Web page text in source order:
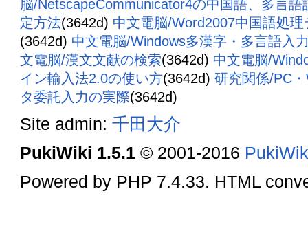
脳/NetscapeCommunicator4の中国語、多言語
定方法(3642d) 中文電脳/Word2007中国語処
(3642d) 中文電脳/Windows多漢字・多言語入
文電脳/漢文文献の検索(3642d) 中文電脳/
イン輸入法2.0の使い方(3642d) 研究関係/PC
タ委託入力の実際(3642d)
Site admin: 千田大介
PukiWiki 1.5.1 © 2001-2016
Powered by PHP 7.4.33. HTML